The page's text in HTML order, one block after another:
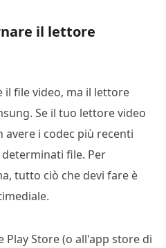
il lettore
il file video, ma il lettore
Se il tuo lettore video
i codec più recenti
file. Per
tutto ciò che devi fare è
Play Store (o all'app store di